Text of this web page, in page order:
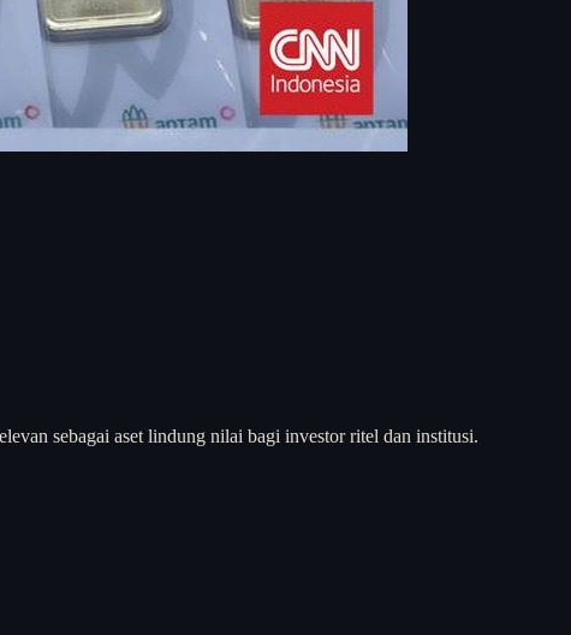
sebagai aset lindung nilai bagi investor ritel dan institusi.